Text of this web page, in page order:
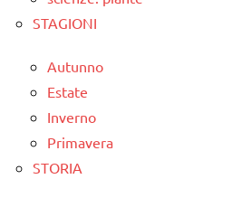
STAGIONI
Autunno
Estate
Inverno
Primavera
STORIA